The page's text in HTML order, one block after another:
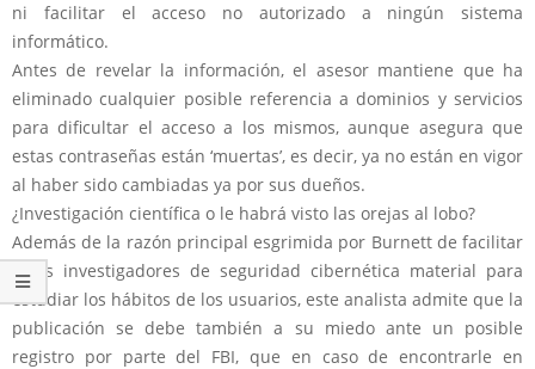
ni facilitar el acceso no autorizado a ningún sistema
informático.
Antes de revelar la información, el asesor mantiene que ha
eliminado cualquier posible referencia a dominios y servicios
para dificultar el acceso a los mismos, aunque asegura que
estas contraseñas están ‘muertas’, es decir, ya no están en vigor
al haber sido cambiadas ya por sus dueños.
¿Investigación científica o le habrá visto las orejas al lobo?
Además de la razón principal esgrimida por Burnett de facilitar
a los investigadores de seguridad cibernética material para
estudiar los hábitos de los usuarios, este analista admite que la
publicación se debe también a su miedo ante un posible
registro por parte del FBI, que en caso de encontrarle en